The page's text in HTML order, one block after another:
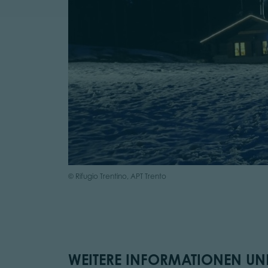
© Rifugio Trentino, APT Trento
WEITERE INFORMATIONEN